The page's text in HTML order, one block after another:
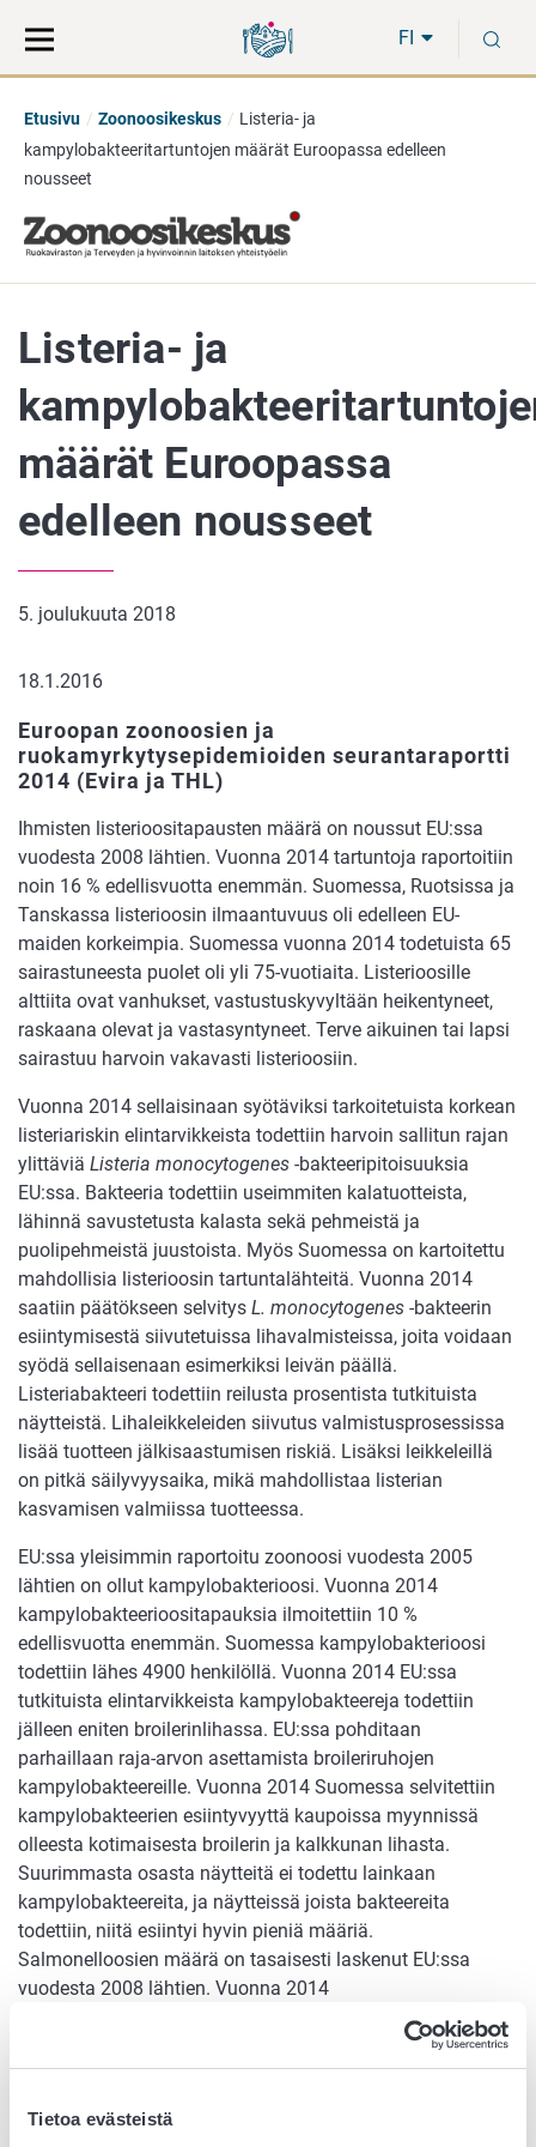
Tietoa evästeistä
suoraan
sisältöön
koko
sivuston
FI
Etusivu Zoonoosikeskus
Listeria- ja
kampylobakteeritartuntojen määrät Euroopassa edelleen
nousseet
Listeria- ja
määrät Euroopassa
edelleen nousseet
5. joulukuuta 2018
18.1.2016
Euroopan zoonoosien ja
ruokamyrkytysepidemioiden seurantaraportti
2014 (Evira ja THL)
Ihmisten listerioositapausten määrä on noussut EU:ssa
vuodesta 2008 lähtien. Vuonna 2014 tartuntoja raportoitiin
noin 16 % edellisvuotta enemmän. Suomessa, Ruotsissa ja
Tanskassa listerioosin ilmaantuvuus oli edelleen EU-
maiden korkeimpia. Suomessa vuonna 2014 todetuista 65
sairastuneesta puolet oli yli 75-vuotiaita. Listerioosille
alttiita ovat vanhukset, vastustuskyvyltään heikentyneet,
raskaana olevat ja vastasyntyneet. Terve aikuinen tai lapsi
sairastuu harvoin vakavasti listerioosiin.
Vuonna 2014 sellaisinaan syötäviksi tarkoitetuista korkean
listeriariskin elintarvikkeista todettiin harvoin sallitun rajan
ylittäviä Listeria monocytogenes -bakteeripitoisuuksia
EU:ssa. Bakteeria todettiin useimmiten kalatuotteista,
lähinnä savustetusta kalasta sekä pehmeistä ja
puolipehmeistä juustoista. Myös Suomessa on kartoitettu
mahdollisia listerioosin tartuntalähteitä. Vuonna 2014
saatiin päätökseen selvitys L. monocytogenes -bakteerin
esiintymisestä siivutetuissa lihavalmisteissa, joita voidaan
syödä sellaisenaan esimerkiksi leivän päällä.
Listeriabakteeri todettiin reilusta prosentista tutkituista
näytteistä. Lihaleikkeleiden siivutus valmistusprosessissa
lisää tuotteen jälkisaastumisen riskiä. Lisäksi leikkeleillä
on pitkä säilyvyysaika, mikä mahdollistaa listerian
kasvamisen valmiissa tuotteessa.
EU:ssa yleisimmin raportoitu zoonoosi vuodesta 2005
lähtien on ollut kampylobakterioosi. Vuonna 2014
kampylobakteerioositapauksia ilmoitettiin 10 %
edellisvuotta enemmän. Suomessa kampylobakterioosi
todettiin lähes 4900 henkilöllä. Vuonna 2014 EU:ssa
tutkituista elintarvikkeista kampylobakteereja todettiin
jälleen eniten broilerinlihassa. EU:ssa pohditaan
parhaillaan raja-arvon asettamista broileriruhojen
kampylobakteereille. Vuonna 2014 Suomessa selvitettiin
kampylobakteerien esiintyvyyttä kaupoissa myynnissä
olleesta kotimaisesta broilerin ja kalkkunan lihasta.
Suurimmasta osasta näytteitä ei todettu lainkaan
kampylobakteereita, ja näytteissä joista bakteereita
todettiin, niitä esiintyi hyvin pieniä määriä.
Salmonelloosien määrä on tasaisesti laskenut EU:ssa
vuodesta 2008 lähtien. Vuonna 2014
salmonelloositapauksia todettiin 44 % vähemmän kuin
vuonna 2008. Myönteiseen kehitykseen on vaikuttanut se,
että suurin osa EU-maista on saavuttanut siipikarjan
2014 Suomessa raportoitiin 1622 salmonelloositapausta